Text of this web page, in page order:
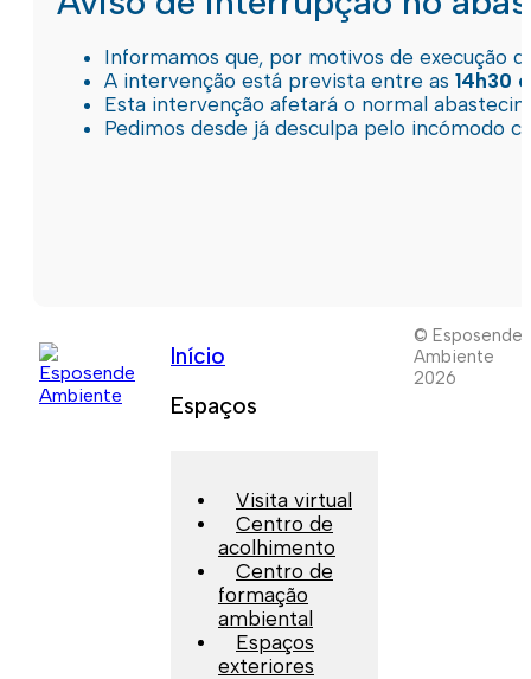
Informamos que, por motivos de execução
A intervenção está prevista entre as 14h30
Esta intervenção afetará o normal
Pedimos desde já desculpa pelo incómodo
Início
Espaços
Visita virtual
Centro de
acolhimento
Centro de
formação
ambiental
Espaços
exteriores
© Esposende
Ambiente
2026